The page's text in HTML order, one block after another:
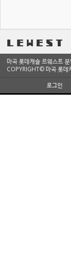
마곡 롯데캐슬 르웨스트
COPYRIGHT© 마곡 롯데
로그인